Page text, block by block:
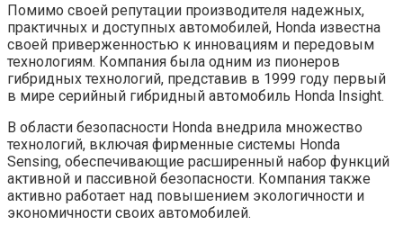
Помимо своей репутации производителя надежных,
практичных и доступных автомобилей, Honda известна
своей приверженностью к инновациям и передовым
технологиям. Компания была одним из пионеров
гибридных технологий, представив в 1999 году первый
в мире серийный гибридный автомобиль Honda Insight.
В области безопасности Honda внедрила множество
технологий, включая фирменные системы Honda
Sensing, обеспечивающие расширенный набор функций
активной и пассивной безопасности. Компания также
активно работает над повышением экологичности и
экономичности своих автомобилей.